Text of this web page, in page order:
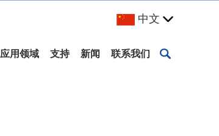
中文
应用领域 支持 新闻 联系我们